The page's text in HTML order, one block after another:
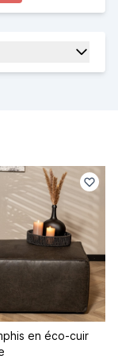
en éco-cuir